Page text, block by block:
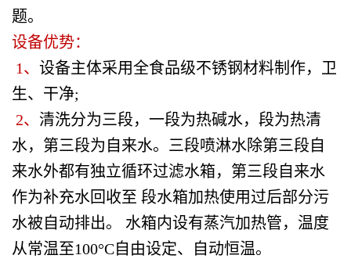
题。
设备优势：
1、 设备主体采用全食品级不锈钢材料制作，卫
生、干净;
2、 清洗分为三段，一段为热碱水，段为热清
水，第三段为自来水。三段喷淋水除第三段自
来水外都有独立循环过滤水箱，第三段自来水
作为补充水回收至 段水箱加热使用过后部分污
水被自动排出。 水箱内设有蒸汽加热管，温度
从常温至100°C自由设定、自动恒温。